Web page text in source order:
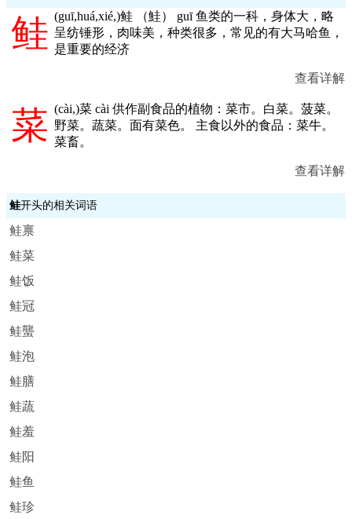
鲑 (guī,huá,xié,)鲑 （鮭） guī 鱼类的一科，身体大，略
呈纺锤形，肉味美，种类很多，常见的有大马哈鱼，
是重要的经济
查看详解
菜 (cài,)菜 cài 供作副食品的植物：菜市。白菜。菠菜。
野菜。蔬菜。面有菜色。 主食以外的食品：菜牛。
菜畜。
查看详解
鲑开头的相关词语
鲑禀
鲑菜
鲑饭
鲑冠
鲑蠪
鲑泡
鲑膳
鲑蔬
鲑羞
鲑阳
鲑鱼
鲑珍